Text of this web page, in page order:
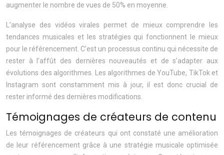
augmenter le nombre de vues de 50% en moyenne.
L’analyse des vidéos virales permet de mieux comprendre les
tendances musicales et les stratégies qui fonctionnent le mieux
pour le référencement. C’est un processus continu qui nécessite de
rester à l’affût des dernières nouveautés et de s’adapter aux
évolutions des algorithmes. Les algorithmes de YouTube, TikTok et
Instagram sont constamment mis à jour, il est donc crucial de
rester informé des dernières modifications.
Témoignages de créateurs de contenu
Les témoignages de créateurs qui ont constaté une amélioration
de leur référencement grâce à une stratégie musicale optimisée